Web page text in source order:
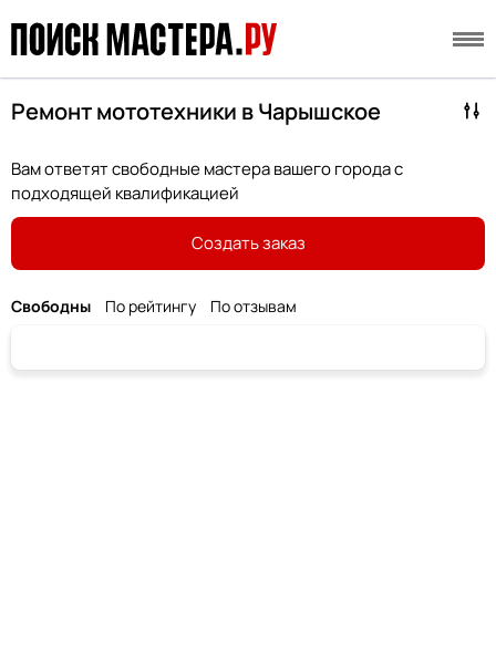
Ремонт мототехники в Чарышское
Вам ответят свободные мастера вашего города с
подходящей квалификацией
Создать заказ
Свободны По рейтингу По отзывам